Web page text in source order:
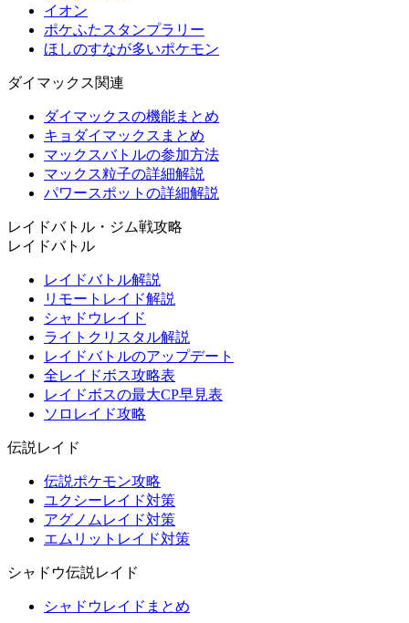
イオン
ポケふたスタンプラリー
ほしのすなが多いポケモン
ダイマックス関連
ダイマックスの機能まとめ
キョダイマックスまとめ
マックスバトルの参加方法
マックス粒子の詳細解説
パワースポットの詳細解説
レイドバトル・ジム戦攻略
レイドバトル
レイドバトル解説
リモートレイド解説
シャドウレイド
ライトクリスタル解説
レイドバトルのアップデート
全レイドボス攻略表
レイドボスの最大CP早見表
ソロレイド攻略
伝説レイド
伝説ポケモン攻略
ユクシーレイド対策
アグノムレイド対策
エムリットレイド対策
シャドウ伝説レイド
シャドウレイドまとめ